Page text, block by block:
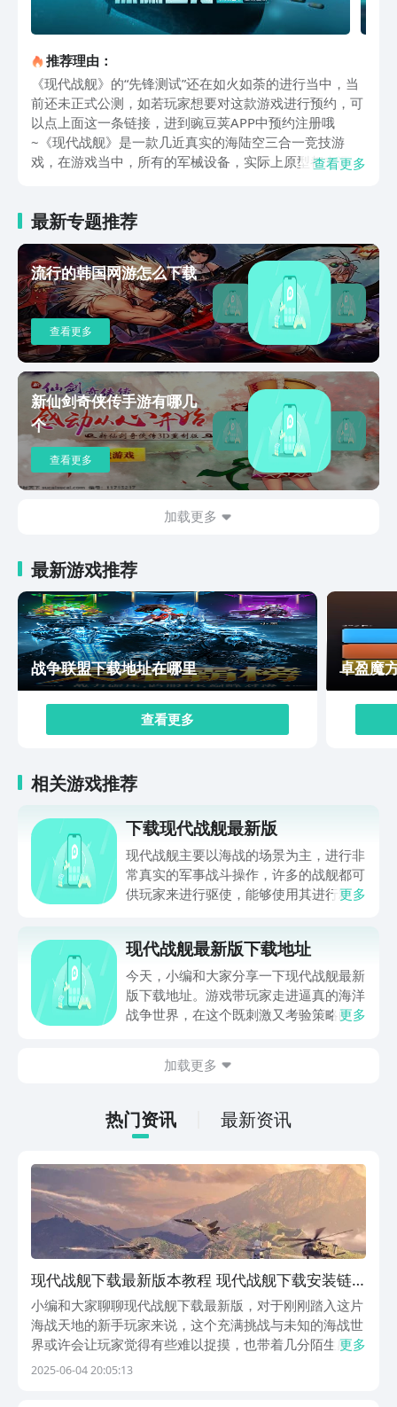
推荐理由：
《现代战舰》的“先锋测试”还在如火如荼的进行当中，当
前还未正式公测，如若玩家想要对这款游戏进行预约，可
以点上面这一条链接，进到豌豆荚APP中预约注册哦
~《现代战舰》是一款几近真实的海陆空三合一竞技游
戏，在游戏当中，所有的军械设备，实际上原型都来源于
根据队友的搭配，来选择自己要补位的战舰。游戏内，设
置了三百多种不同类型的战争机器，并且搭配了两百多种
不同类型的导弹设置，以及电磁炮等制导系统，玩家可以
DIY自己的独门战舰，打造超强的战斗军团。游戏采用了
5V5的海战模式，无论玩家使用怎样的策略，实际上都可
以与杀敌人于无形之中，游戏的战场非常的真实，其中不
仅有航母战斗，也有潜艇战斗，以及导弹战舰战斗，在游
戏当中，拟真3D效果，也为玩家带来了非常沉浸感的海
战体验。当然，在游戏当中，玩家也可以和其他的玩家一
起加为好友，共同参与到真人的对抗赛内。值得一提的
是，游戏当中的所有制导系统和战舰，都是需要玩家通过
资金来购买的，玩家在前期，需要大量的完成任务，才能
够获取奖励。 上面这一期内容就是本次小编给大家专门
带来的，现代战舰下载最新版链接分享到全部了，于游戏
内，玩家虽然可以DIY自己的战舰模式，但是游戏当中的
战舰配置，是有一定的强度梯度的，建议玩家选择当前赛
查看更多
最新专题推荐
流行的韩国网游怎么下载
查看更多
新仙剑奇侠传手游有哪几
个
查看更多
加载更多
最新游戏推荐
战争联盟下载地址在哪里
查看更多
卓盈魔
相关游戏推荐
下载现代战舰最新版
现代战舰主要以海战的场景为主，进行非
常真实的军事战斗操作，许多的战舰都可
供玩家来进行驱使，能够使用其进行精准
最新版呢？很多喜欢海战手游的玩家还是
很想要来感受的，下面小编就为你准备上
最新版的下载链接和教程吧。
更多
现代战舰最新版下载地址
今天，小编和大家分享一下现代战舰最新
版下载地址。游戏带玩家走进逼真的海洋
战争世界，在这个既刺激又考验策略的游
界各地的玩家共同上演紧张刺激的海上较
更多
加载更多
热门资讯 最新资讯
现代战舰下载最新版本教程 现代战舰下载安装链
接推荐
小编和大家聊聊现代战舰下载最新版，对于刚刚踏入这片
海战天地的新手玩家来说，这个充满挑战与未知的海战世
界或许会让玩家觉得有些难以捉摸，也带着几分陌生感。
在游戏过程中，从挑选并合理搭配战舰，到精心配置武器
更多
2025-06-04 20:05:13